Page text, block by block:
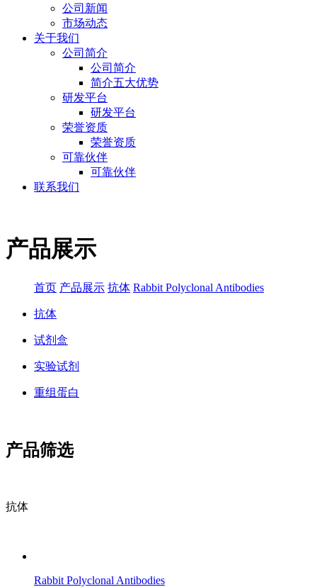
公司新闻
市场动态
关于我们
公司简介
公司简介
简介五大优势
研发平台
研发平台
荣誉资质
荣誉资质
可靠伙伴
可靠伙伴
联系我们
产品展示
首页 产品展示 抗体 Rabbit Polyclonal Antibodies
抗体
试剂盒
实验试剂
重组蛋白
产品筛选
抗体
Rabbit Polyclonal Antibodies